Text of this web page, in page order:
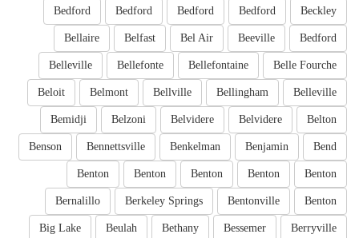
Beckley
Bedford
Bedford
Bedford
Bedford
Bedford
Beeville
Bel Air
Belfast
Bellaire
Belle Fourche
Bellefontaine
Bellefonte
Belleville
Belleville
Bellingham
Bellville
Belmont
Beloit
Belton
Belvidere
Belvidere
Belzoni
Bemidji
Bend
Benjamin
Benkelman
Bennettsville
Benson
Benton
Benton
Benton
Benton
Benton
Benton
Bentonville
Berkeley Springs
Bernalillo
Berryville
Bessemer
Bethany
Beulah
Big Lake